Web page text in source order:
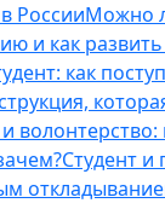
РоссииМожно
и как
как
Студент и